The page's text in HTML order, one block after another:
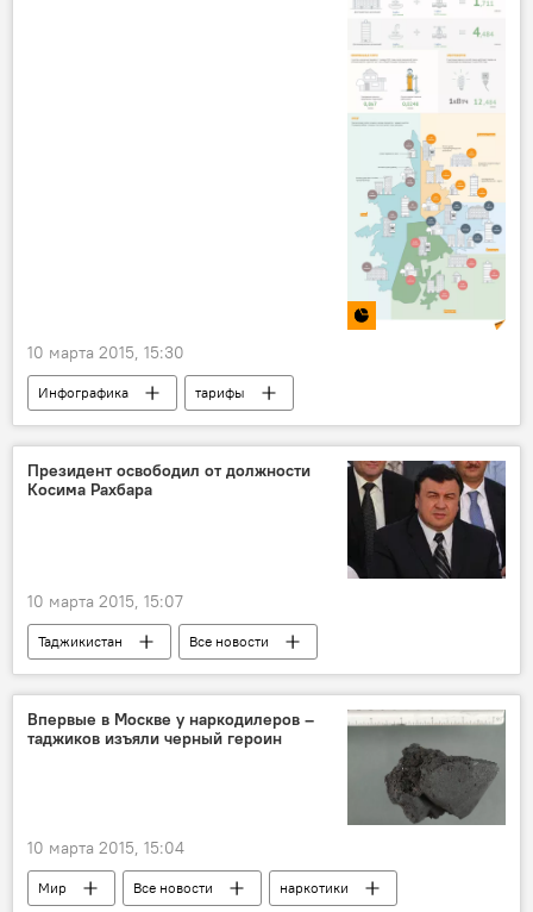
10 марта 2015, 15:30
Инфографика
тарифы
Новости Душанбе
Президент освободил от должности
Косима Рахбара
10 марта 2015, 15:07
Таджикистан
Все новости
Эмомали Рахмон
Минсельхоз Таджикистана
Впервые в Москве у наркодилеров –
таджиков изъяли черный героин
10 марта 2015, 15:04
Мир Все новости
наркотики